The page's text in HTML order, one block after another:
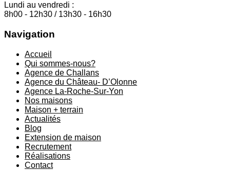
Lundi au vendredi :
8h00 - 12h30 / 13h30 - 16h30
Navigation
Accueil
Qui sommes-nous?
Agence de Challans
Agence du Château- D’Olonne
Agence La-Roche-Sur-Yon
Nos maisons
Maison + terrain
Actualités
Blog
Extension de maison
Recrutement
Réalisations
Contact